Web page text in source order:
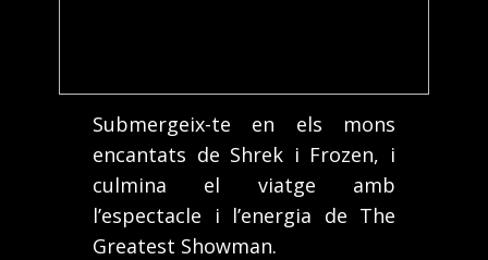
Submergeix-te en els mons
encantats de Shrek i Frozen, i
culmina el viatge amb
l’espectacle i l’energia de The
Greatest Showman.